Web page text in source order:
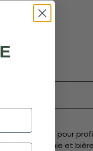
parfait pour
smoothie et